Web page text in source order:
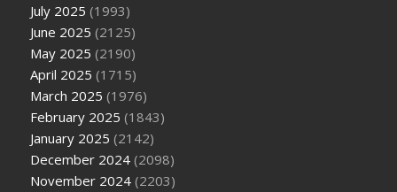
July 2025 (1993)
June 2025 (2125)
May 2025 (2190)
April 2025 (1715)
March 2025 (1976)
February 2025 (1843)
January 2025 (2142)
December 2024 (2098)
November 2024 (2203)